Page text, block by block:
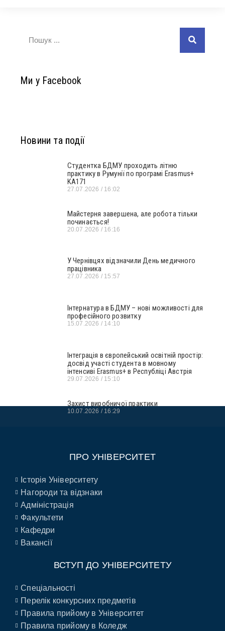
Ми у Facebook
Новини та події
Студентка БДМУ проходить літню
практику в Румунії по програмі Erasmus+
KA171
27.07.2026 16:02
Майстерня завершена, але робота тільки
починається!
20.07.2026 16:16
У Чернівцях відзначили День медичного
працівника
27.07.2026 15:57
Інтернатура в БДМУ – нові можливості для
професійного розвитку
15.07.2026 14:10
Інтеграція в європейський освітній простір:
досвід участі студента в мовному
інтенсиві Erasmus+ в Республіці Австрія
29.07.2026 15:10
Захист виробничої практики
10.07.2026 16:29
ПРО УНІВЕРСИТЕТ
Історія Університету
Нагороди та відзнаки
Адміністрація
Факультети
Кафедри
Вакансії
ВСТУП ДО УНІВЕРСИТЕТУ
Спеціальності
Перелік конкурсних предметів
Правила прийому в Університет
Правила прийому в Коледж